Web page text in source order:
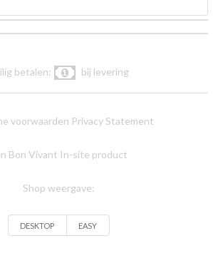
betalen: bij levering
voorwaarden Privacy Statement
Bon Vivant In-site product
Shop weergave:
DESKTOP EASY